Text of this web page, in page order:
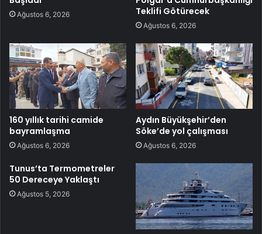
Ağustos 6, 2026
Teklifi Götürecek
Ağustos 6, 2026
160 yıllık tarihi camide
bayramlaşma
Ağustos 6, 2026
Aydın Büyükşehir’den
Söke’de yol çalışması
Ağustos 6, 2026
Tunus’ta Termometreler
50 Dereceye Yaklaştı
Ağustos 5, 2026